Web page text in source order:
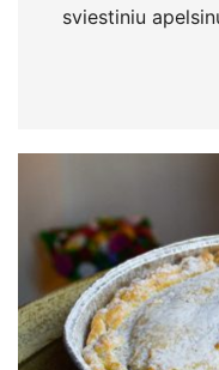
sviestiniu